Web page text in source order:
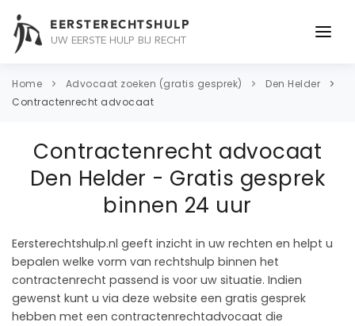
EERSTERECHTSHULP
UW EERSTE HULP BIJ RECHT
ONDERWERPEN
ADVOCAAT
OVER ONS
Home Advocaat zoeken (gratis gesprek)
Den Helder
Contractenrecht advocaat
Contractenrecht advocaat
Den Helder - Gratis gesprek
binnen 24 uur
Eersterechtshulp.nl geeft inzicht in uw rechten en helpt u
bepalen welke vorm van rechtshulp binnen het
contractenrecht passend is voor uw situatie. Indien
gewenst kunt u via deze website een gratis gesprek
hebben met een contractenrechtadvocaat die